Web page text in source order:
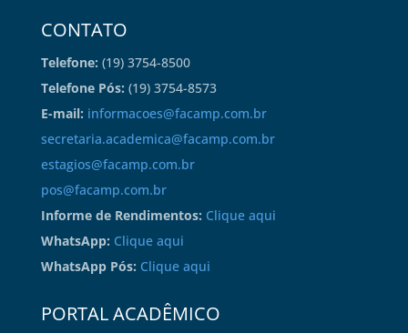
CONTATO
Telefone: (19) 3754-8500
Telefone Pós: (19) 3754-8573
E-mail: informacoes@facamp.com.br
secretaria.academica@facamp.com.br
estagios@facamp.com.br
pos@facamp.com.br
Informe de Rendimentos: Clique aqui
WhatsApp: Clique aqui
WhatsApp Pós: Clique aqui
PORTAL ACADÊMICO